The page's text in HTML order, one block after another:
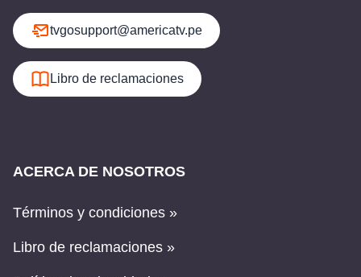
tvgosupport@americatv.pe
Libro de reclamaciones
ACERCA DE NOSOTROS
Términos y condiciones »
Libro de reclamaciones »